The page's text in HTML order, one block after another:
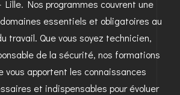
Nos programmes couvrent une
essentiels et obligatoires au
travail. Que vous soyez technicien,
de la sécurité, nos formations
vous apportent les connaissances
et indispensables pour évoluer